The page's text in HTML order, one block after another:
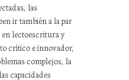
las
ir también a la par
en lectoescritura y
crítico e innovador,
complejos, la
capacidades